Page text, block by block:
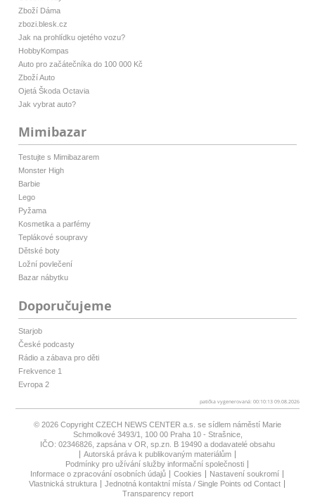
Zboží Dáma
zbozi.blesk.cz
Jak na prohlídku ojetého vozu?
HobbyKompas
Auto pro začátečníka do 100 000 Kč
Zboží Auto
Ojetá Škoda Octavia
Jak vybrat auto?
Mimibazar
Testujte s Mimibazarem
Monster High
Barbie
Lego
Pyžama
Kosmetika a parfémy
Teplákové soupravy
Dětské boty
Ložní povlečení
Bazar nábytku
Doporučujeme
Starjob
České podcasty
Rádio a zábava pro děti
Frekvence 1
Evropa 2
patička vygenerovaná: 00:10:13 09.08.2026
© 2026 Copyright CZECH NEWS CENTER a.s. se sídlem náměstí Marie
Schmolkové 3493/1, 100 00 Praha 10 - Strašnice,
IČO: 02346826, zapsána v OR, sp.zn. B 19490 a dodavatelé obsahu
Autorská práva k publikovaným materiálům
Podmínky pro užívání služby informační společnosti
Informace o zpracování osobních údajů
Cookies
Nastavení soukromí
Vlastnická struktura
Jednotná kontaktní místa / Single Points od Contact
Transparency report